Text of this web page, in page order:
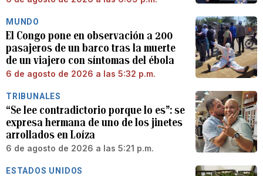
MUNDO
El Congo pone en observación a 200
pasajeros de un barco tras la muerte
de un viajero con síntomas del ébola
6 de agosto de 2026 a las 5:32 p.m.
TRIBUNALES
“Se lee contradictorio porque lo es”: se
expresa hermana de uno de los jinetes
arrollados en Loíza
6 de agosto de 2026 a las 5:21 p.m.
ESTADOS UNIDOS